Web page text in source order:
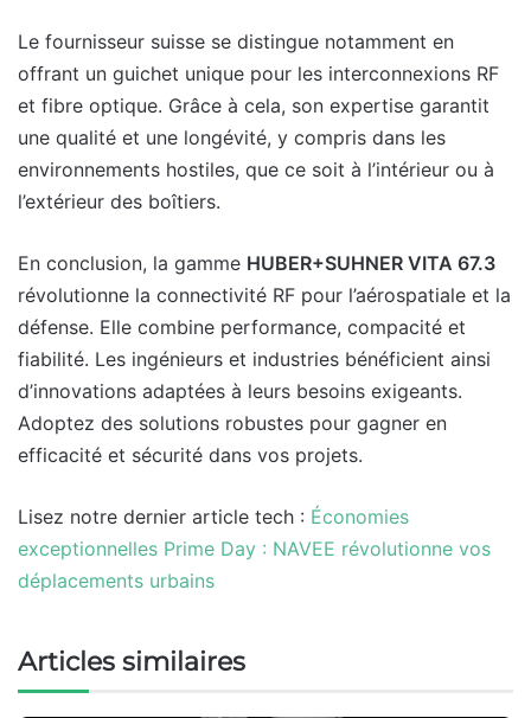
Le fournisseur suisse se distingue notamment en
offrant un guichet unique pour les interconnexions RF
et fibre optique. Grâce à cela, son expertise garantit
une qualité et une longévité, y compris dans les
environnements hostiles, que ce soit à l’intérieur ou à
l’extérieur des boîtiers.
En conclusion, la gamme HUBER+SUHNER VITA 67.3
révolutionne la connectivité RF pour l’aérospatiale et la
défense. Elle combine performance, compacité et
fiabilité. Les ingénieurs et industries bénéficient ainsi
d’innovations adaptées à leurs besoins exigeants.
Adoptez des solutions robustes pour gagner en
efficacité et sécurité dans vos projets.
Lisez notre dernier article tech : Économies
exceptionnelles Prime Day : NAVEE révolutionne vos
déplacements urbains
Articles similaires